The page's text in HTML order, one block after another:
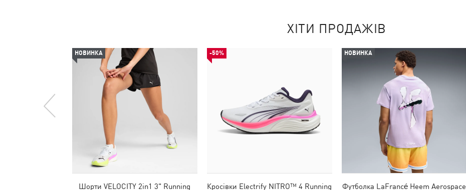
ХІТИ ПРОДАЖІВ
НОВИНКА
Шорти VELOCITY 2in1 3" Running
-50%
Кросівки Electrify NITRO™ 4 Running
НОВИНКА
Футболка LaFrancé Heem Aerospace